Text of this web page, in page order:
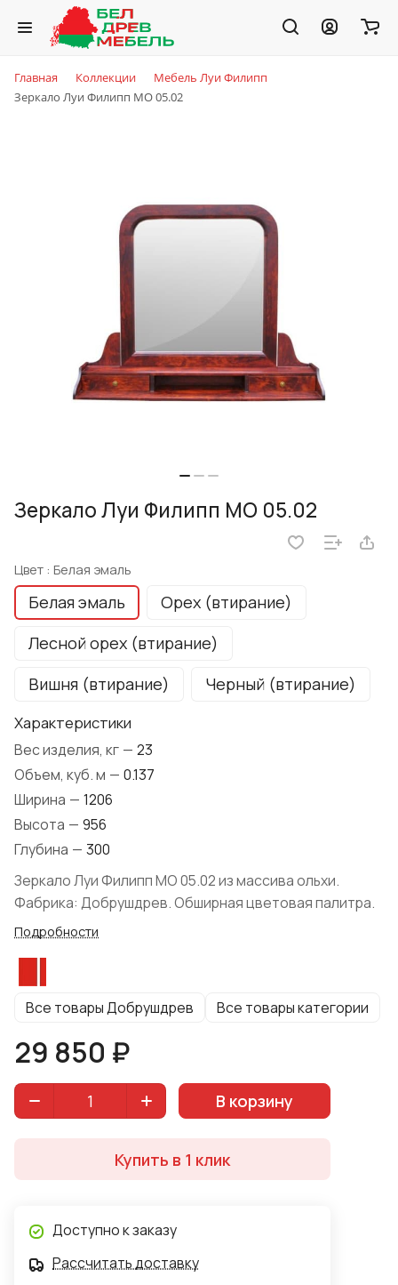
Главная Коллекции
Мебель Луи Филипп
Зеркало Луи Филипп МО 05.02
Зеркало Луи Филипп МО 05.02
Цвет : Белая эмаль
Белая эмаль
Орех (втирание)
Лесной орех (втирание)
Вишня (втирание)
Черный (втирание)
Характеристики
Вес изделия, кг — 23
Объем, куб. м — 0.137
Ширина — 1206
Высота — 956
Глубина — 300
Зеркало Луи Филипп МО 05.02 из массива ольхи.
Фабрика: Добрушдрев. Обширная цветовая палитра.
Подробности
Все товары Добрушдрев Все товары категории
29 850 ₽
В корзину
Купить в 1 клик
Доступно к заказу
Рассчитать доставку